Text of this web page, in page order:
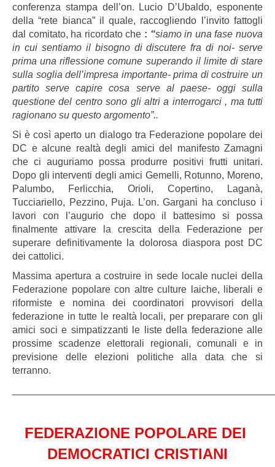
conferenza stampa dell’on. Lucio D’Ubaldo, esponente
della “rete bianca” il quale, raccogliendo l’invito fattogli
dal comitato, ha ricordato che : “siamo in una fase nuova
in cui sentiamo il bisogno di discutere fra di noi- serve
prima una riflessione comune superando il limite di stare
sulla soglia dell’impresa importante- prima di costruire un
partito serve capire cosa serve al paese- oggi sulla
questione del centro sono gli altri a interrogarci , ma tutti
ragionano su questo argomento”..
Si è così aperto un dialogo tra Federazione popolare dei
DC e alcune realtà degli amici del manifesto Zamagni
che ci auguriamo possa produrre positivi frutti unitari.
Dopo gli interventi degli amici Gemelli, Rotunno, Moreno,
Palumbo, Ferlicchia, Orioli, Copertino, Laganà,
Tucciariello, Pezzino, Puja. L’on. Gargani ha concluso i
lavori con l’augurio che dopo il battesimo si possa
finalmente attivare la crescita della Federazione per
superare definitivamente la dolorosa diaspora post DC
dei cattolici.
Massima apertura a costruire in sede locale nuclei della
Federazione popolare con altre culture laiche, liberali e
riformiste e nomina dei coordinatori provvisori della
federazione in tutte le realtà locali, per preparare con gli
amici soci e simpatizzanti le liste della federazione alle
prossime scadenze elettorali regionali, comunali e in
previsione delle elezioni politiche alla data che si
terranno.
FEDERAZIONE POPOLARE DEI
DEMOCRATICI CRISTIANI